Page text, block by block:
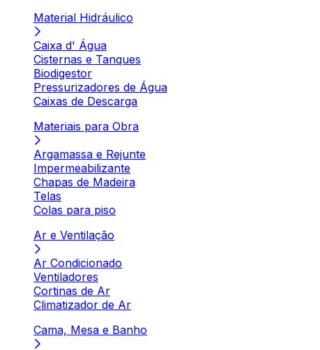
Material Hidráulico
Caixa d' Água
Cisternas e Tanques
Biodigestor
Pressurizadores de Água
Caixas de Descarga
Materiais para Obra
Argamassa e Rejunte
Impermeabilizante
Chapas de Madeira
Telas
Colas para piso
Ar e Ventilação
Ar Condicionado
Ventiladores
Cortinas de Ar
Climatizador de Ar
Cama, Mesa e Banho